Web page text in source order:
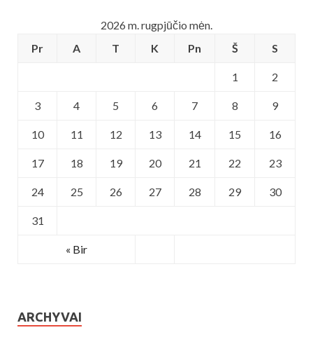
2026 m. rugpjūčio mėn.
Pr
A T K Pn Š S
« Bir
1 2
3 4 5 6 7 8 9
10 11 12 13 14 15 16
17 18 19 20 21 22 23
24 25 26 27 28 29 30
31
ARCHYVAI